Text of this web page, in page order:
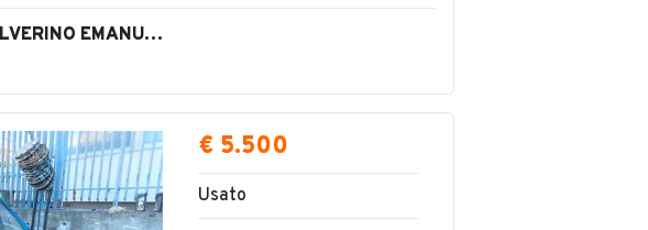
POLVERINO E.G. AUTO DI POLVERINO EMANUELE
€ 5.500
Usato